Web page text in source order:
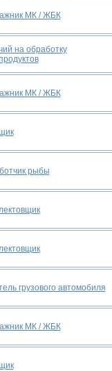
МК / ЖБК
на обработку
МК / ЖБК
рыбы
грузового автомобиля
МК / ЖБК